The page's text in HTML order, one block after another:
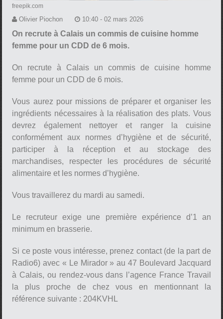
freepik.com
Olivier Piochon 10:40 - 02 mars 2026
On recrute à Calais un commis de cuisine homme
femme pour un CDD de 6 mois.
On recrute à Calais un commis de cuisine homme
femme pour un CDD de 6 mois.
Vous aurez pour missions de préparer et organiser les
ingrédients nécessaires à la réalisation des plats. Vous
devrez également nettoyer et ranger la cuisine
conformément aux normes d’hygiène et de sécurité,
participer à la réception et au stockage des
marchandises, respecter les procédures de sécurité
alimentaire et les normes d’hygiène.
Vous travaillerez du mardi au samedi.
Le recruteur exige une première expérience d’1 an
minimum en brasserie.
Si ce poste vous intéresse, prenez contact (de la part de
Radio6) avec « Le Mirador » au 47 Boulevard Jacquard
à Calais, ou rendez-vous dans l’agence France Travail
la plus proche de chez vous en mentionnant la
référence suivante : 204KVHL